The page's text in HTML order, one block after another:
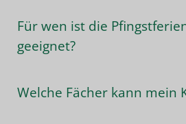
Für wen ist die
geeignet?
Welche Fächer kann mein